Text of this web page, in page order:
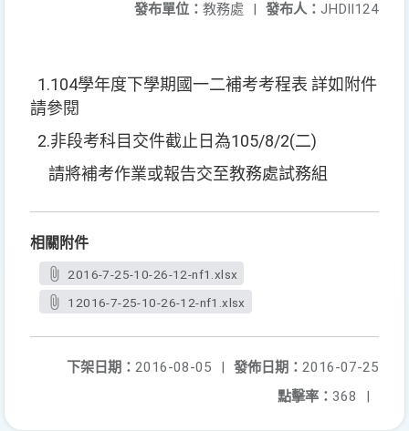
發布人： JHDII124
發布單位： 教務處 |
1.104學年度下學期國一二補考考程表 詳如附件
請參閱
2.非段考科目交件截止日為105/8/2(二)
請將補考作業或報告交至教務處試務組
相關附件
2016-7-25-10-26-12-nf1.xlsx
12016-7-25-10-26-12-nf1.xlsx
發佈日期： 2016-07-25
下架日期： 2016-08-05
|
點擊率： 368 |